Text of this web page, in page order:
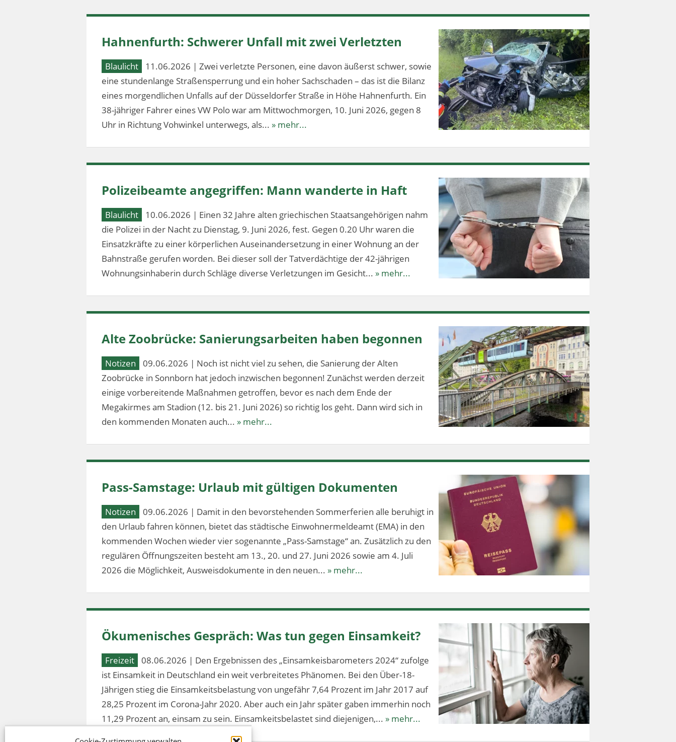
Hahnenfurth: Schwerer Unfall mit zwei Verletzten
Blaulicht
11.06.2026 | Zwei verletzte Personen, eine davon äußerst schwer, sowie
eine stundenlange Straßensperrung und ein hoher Sachschaden – das ist die Bilanz
eines morgendlichen Unfalls auf der Düsseldorfer Straße in Höhe Hahnenfurth. Ein
38-jähriger Fahrer eines VW Polo war am Mittwochmorgen, 10. Juni 2026, gegen 8
Uhr in Richtung Vohwinkel unterwegs, als... » mehr...
Polizeibeamte angegriffen: Mann wanderte in Haft
Blaulicht
10.06.2026 | Einen 32 Jahre alten griechischen Staatsangehörigen nahm
die Polizei in der Nacht zu Dienstag, 9. Juni 2026, fest. Gegen 0.20 Uhr waren die
Einsatzkräfte zu einer körperlichen Auseinandersetzung in einer Wohnung an der
Bahnstraße gerufen worden. Bei dieser soll der Tatverdächtige der 42-jährigen
Wohnungsinhaberin durch Schläge diverse Verletzungen im Gesicht... » mehr...
Alte Zoobrücke: Sanierungsarbeiten haben begonnen
Notizen
09.06.2026 | Noch ist nicht viel zu sehen, die Sanierung der Alten
Zoobrücke in Sonnborn hat jedoch inzwischen begonnen! Zunächst werden derzeit
einige vorbereitende Maßnahmen getroffen, bevor es nach dem Ende der
Megakirmes am Stadion (12. bis 21. Juni 2026) so richtig los geht. Dann wird sich in
den kommenden Monaten auch... » mehr...
Pass-Samstage: Urlaub mit gültigen Dokumenten
Notizen
09.06.2026 | Damit in den bevorstehenden Sommerferien alle beruhigt in
den Urlaub fahren können, bietet das städtische Einwohnermeldeamt (EMA) in den
kommenden Wochen wieder vier sogenannte „Pass-Samstage“ an. Zusätzlich zu den
regulären Öffnungszeiten besteht am 13., 20. und 27. Juni 2026 sowie am 4. Juli
2026 die Möglichkeit, Ausweisdokumente in den neuen... » mehr...
Ökumenisches Gespräch: Was tun gegen Einsamkeit?
Freizeit
08.06.2026 | Den Ergebnissen des „Einsamkeisbarometers 2024“ zufolge
ist Einsamkeit in Deutschland ein weit verbreitetes Phänomen. Bei den Über-18-
Jährigen stieg die Einsamkeitsbelastung von ungefähr 7,64 Prozent im Jahr 2017 auf
28,25 Prozent im Corona-Jahr 2020. Aber auch ein Jahr später gaben immerhin noch
11,29 Prozent an, einsam zu sein. Einsamkeitsbelastet sind diejenigen,... » mehr...